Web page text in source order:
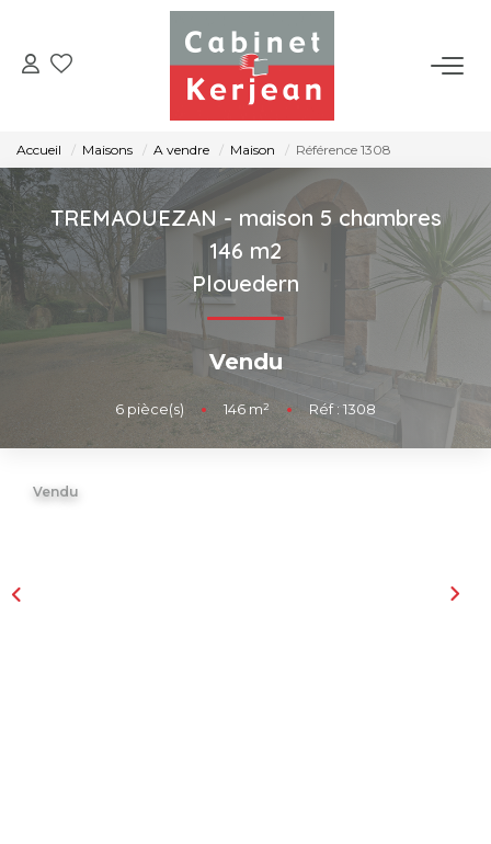
ACHETER
VENDRE
LOUER
NOS AGENCES
CONTACT
Accueil Maisons A vendre Maison Référence 1308
TREMAOUEZAN - maison 5 chambres
146 m2
Plouedern
Vendu
6 pièce(s) • 146 m² • Réf : 1308
Vendu